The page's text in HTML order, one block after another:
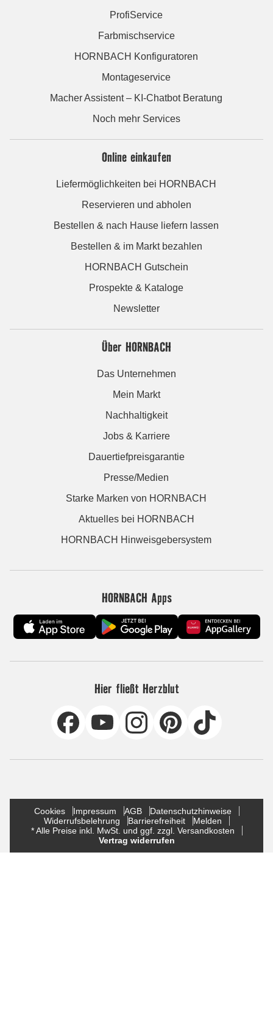
ProfiService
Farbmischservice
HORNBACH Konfiguratoren
Montageservice
Macher Assistent – KI-Chatbot Beratung
Noch mehr Services
Online einkaufen
Liefermöglichkeiten bei HORNBACH
Reservieren und abholen
Bestellen & nach Hause liefern lassen
Bestellen & im Markt bezahlen
HORNBACH Gutschein
Prospekte & Kataloge
Newsletter
Über HORNBACH
Das Unternehmen
Mein Markt
Nachhaltigkeit
Jobs & Karriere
Dauertiefpreisgarantie
Presse/Medien
Starke Marken von HORNBACH
Aktuelles bei HORNBACH
HORNBACH Hinweisgebersystem
HORNBACH Apps
Hier fließt Herzblut
Cookies Impressum AGB
Datenschutzhinweise
Widerrufsbelehrung
Barrierefreiheit
Melden
* Alle Preise inkl. MwSt. und ggf. zzgl. Versandkosten
Vertrag widerrufen